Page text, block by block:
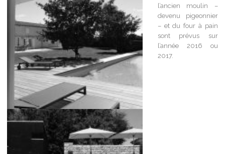
l’ancien moulin –
devenu pigeonnier
– et du four à pain
sont prévus sur
l’année 2016 ou
2017.